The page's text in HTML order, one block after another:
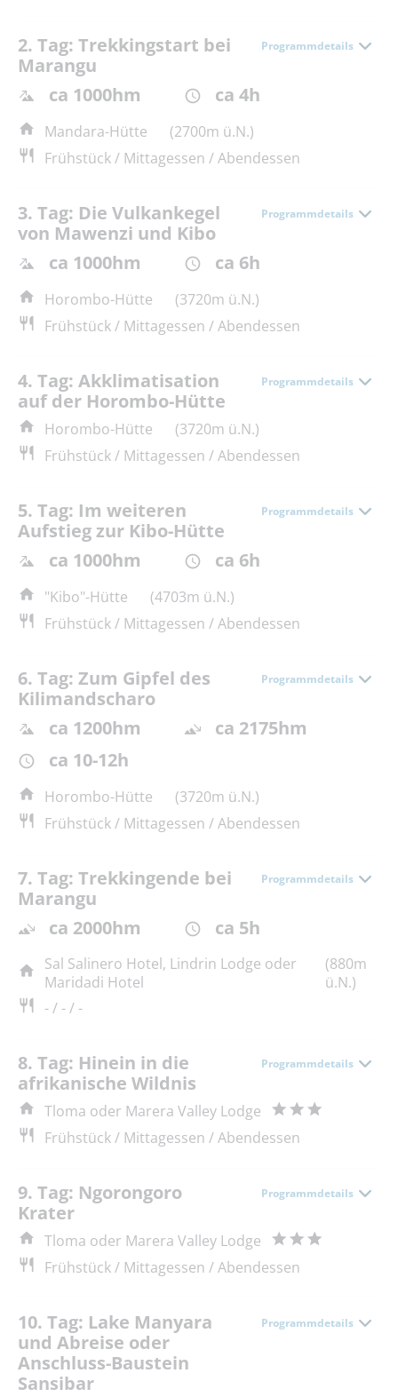
2. Tag: Trekkingstart bei
Marangu
Programmdetails
ca 1000hm ca 4h
Mandara-Hütte
(2700m ü.N.)
Frühstück / Mittagessen / Abendessen
3. Tag: Die Vulkankegel
von Mawenzi und Kibo
Programmdetails
ca 1000hm ca 6h
Horombo-Hütte
(3720m ü.N.)
Frühstück / Mittagessen / Abendessen
4. Tag: Akklimatisation
auf der Horombo-Hütte
Programmdetails
Horombo-Hütte
(3720m ü.N.)
Frühstück / Mittagessen / Abendessen
5. Tag: Im weiteren
Aufstieg zur Kibo-Hütte
Programmdetails
ca 1000hm ca 6h
"Kibo"-Hütte
(4703m ü.N.)
Frühstück / Mittagessen / Abendessen
6. Tag: Zum Gipfel des
Kilimandscharo
Programmdetails
ca 1200hm
ca 2175hm
ca 10-12h
Horombo-Hütte
(3720m ü.N.)
Frühstück / Mittagessen / Abendessen
7. Tag: Trekkingende bei
Marangu
Programmdetails
ca 2000hm ca 5h
Sal Salinero Hotel, Lindrin Lodge oder
Maridadi Hotel
(880m
ü.N.)
- / - / -
8. Tag: Hinein in die
afrikanische Wildnis
Programmdetails
Tloma oder Marera Valley Lodge
Frühstück / Mittagessen / Abendessen
9. Tag: Ngorongoro
Krater
Programmdetails
Tloma oder Marera Valley Lodge
Frühstück / Mittagessen / Abendessen
10. Tag: Lake Manyara
und Abreise oder
Anschluss-Baustein
Sansibar
Programmdetails